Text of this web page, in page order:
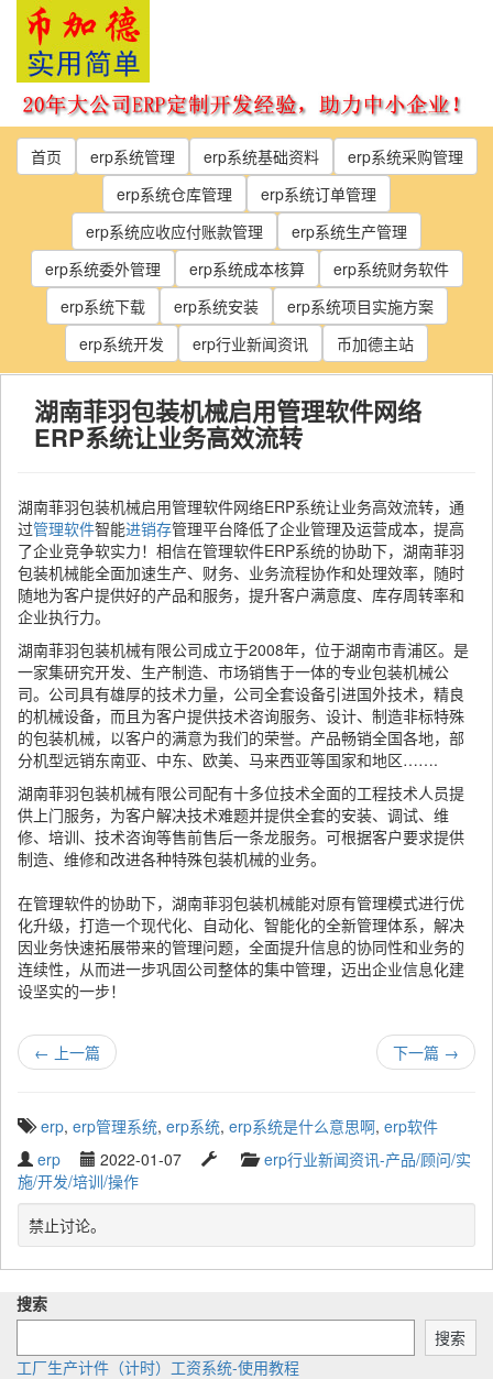
Skip
content
首页 erp系统管理 erp系统基础资料
erp系统采购管理
erp系统仓库管理
erp系统订单管理
erp系统应收应付账款管理
erp系统生产管理
erp系统委外管理
erp系统成本核算
erp系统财务软件
erp系统下载
erp系统安装
erp系统项目实施方案
erp系统开发
erp行业新闻资讯 币加德主站
湖南菲羽包装机械启用管理软件网络
ERP系统让业务高效流转
湖南菲羽包装机械启用管理软件网络ERP系统让业务高效流转，通
过管理软件智能进销存管理平台降低了企业管理及运营成本，提高
了企业竞争软实力！相信在管理软件ERP系统的协助下，湖南菲羽
包装机械能全面加速生产、财务、业务流程协作和处理效率，随时
随地为客户提供好的产品和服务，提升客户满意度、库存周转率和
企业执行力。
湖南菲羽包装机械有限公司成立于2008年，位于湖南市青浦区。是
一家集研究开发、生产制造、市场销售于一体的专业包装机械公
司。公司具有雄厚的技术力量，公司全套设备引进国外技术，精良
的机械设备，而且为客户提供技术咨询服务、设计、制造非标特殊
的包装机械，以客户的满意为我们的荣誉。产品畅销全国各地，部
分机型远销东南亚、中东、欧美、马来西亚等国家和地区…….
湖南菲羽包装机械有限公司配有十多位技术全面的工程技术人员提
供上门服务，为客户解决技术难题并提供全套的安装、调试、维
修、培训、技术咨询等售前售后一条龙服务。可根据客户要求提供
制造、维修和改进各种特殊包装机械的业务。
在管理软件的协助下，湖南菲羽包装机械能对原有管理模式进行优
化升级，打造一个现代化、自动化、智能化的全新管理体系，解决
因业务快速拓展带来的管理问题，全面提升信息的协同性和业务的
连续性，从而进一步巩固公司整体的集中管理，迈出企业信息化建
设坚实的一步！
← 上一篇 下一篇 →
T
g
g
e
d
t
h
erp, erp管理系统, erp系统, erp系统是什么意思啊, erp软件
W
r
i
t
t
e
n
b
erp
P
u
b
i
s
2022-01-07
s
u
p
e
C
t
g
o
erp行业新闻资讯-产品/顾问/实
施/开发/培训/操作
禁止讨论。
搜索
搜索
工厂生产计件（计时）工资系统-使用教程